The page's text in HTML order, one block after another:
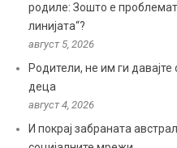
родиле: Зошто е
линијата“?
август 5, 2026
Родители, не им ги
деца
август 4, 2026
И покрај забраната